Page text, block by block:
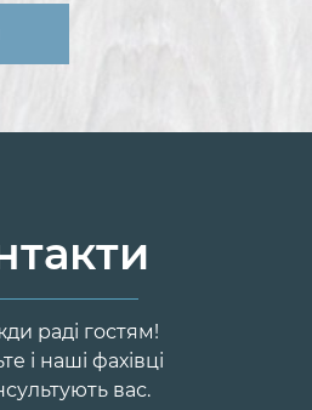
раді гостям!
і наші фахівці
вас.